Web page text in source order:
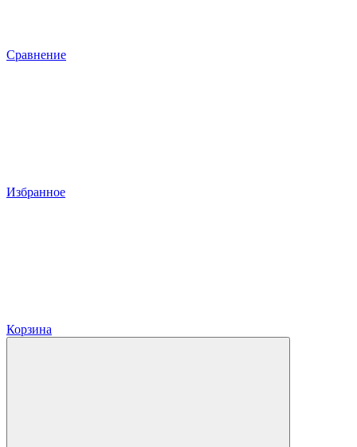
Сравнение
Избранное
Корзина